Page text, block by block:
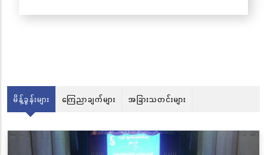
မိန့်ခွန်းများ ကြေညာချက်များ အခြားသတင်းများ